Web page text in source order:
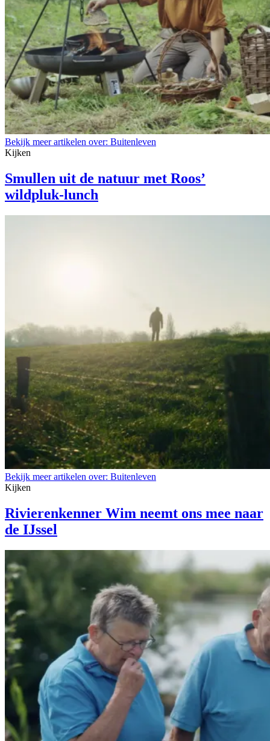
Bekijk meer artikelen over: Buitenleven
Kijken
Smullen uit de natuur met Roos’
wildpluk-lunch
Bekijk meer artikelen over: Buitenleven
Kijken
Rivierenkenner Wim neemt ons mee naar
de IJssel